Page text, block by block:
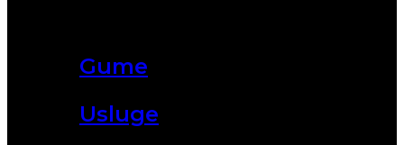
Gume
Usluge